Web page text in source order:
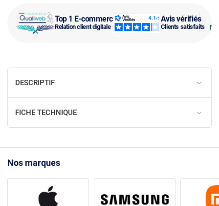
Top 1 E-commerce
Relation client digitale
Avis vérifiés
Clients satisfaits
DESCRIPTIF
FICHE TECHNIQUE
Nos marques